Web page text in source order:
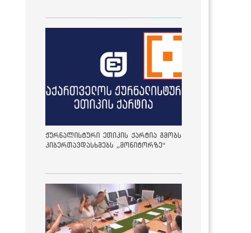
ჟურნალისტური ეთიკის ქარტია გმობს
კიბერთავდასხმებს „მონიტორზე“